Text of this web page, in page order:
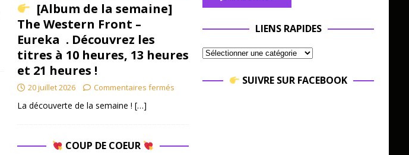
[Album de la semaine]
The Western Front –
Eureka . Découvrez les
titres à 10 heures, 13 heures
et 21 heures !
20 juillet 2026 Commentaires fermés
La découverte de la semaine ! […]
COUP DE COEUR
LIENS RAPIDES
SUIVRE SUR FACEBOOK